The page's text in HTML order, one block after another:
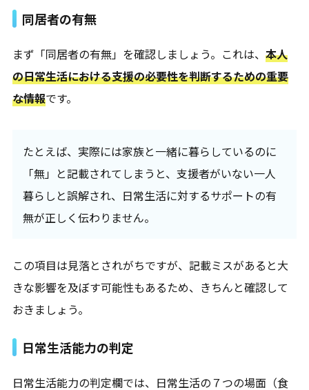
同居者の有無
まず「同居者の有無」を確認しましょう。これは、 本人
の日常生活における支援の必要性を判断するための重要
な情報です。
たとえば、実際には家族と一緒に暮らしているのに
「無」と記載されてしまうと、支援者がいない一人
暮らしと誤解され、日常生活に対するサポートの有
無が正しく伝わりません。
この項目は見落とされがちですが、記載ミスがあると大
きな影響を及ぼす可能性もあるため、きちんと確認して
おきましょう。
日常生活能力の判定
日常生活能力の判定欄では、日常生活の７つの場面（食